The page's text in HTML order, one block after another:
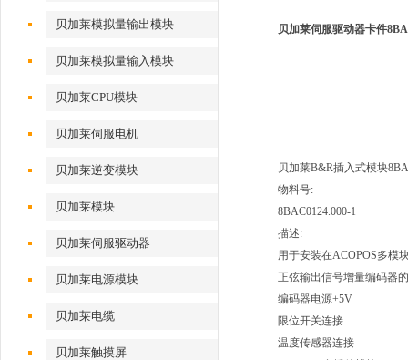
贝加莱模拟量输出模块
贝加莱模拟量输入模块
贝加莱CPU模块
贝加莱伺服电机
贝加莱逆变模块
贝加莱模块
贝加莱伺服驱动器
贝加莱电源模块
贝加莱电缆
贝加莱触摸屏
贝加莱伺服驱动器卡件
贝加莱B&R插入式模块
物料号:
8BAC0124.000-1
描述:
用于安装在ACOPOS多模
正弦输出信号增量编码器
编码器电源+5V
限位开关连接
温度传感器连接